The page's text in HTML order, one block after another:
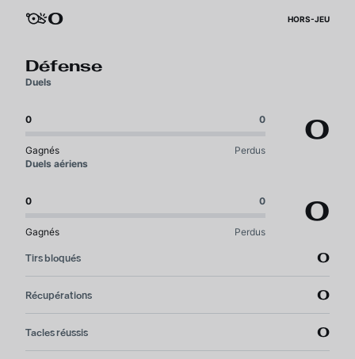
0 HORS-JEU
Défense
Duels
0 0
Gagnés Perdus
0
Duels aériens
0 0
Gagnés Perdus
0
Tirs bloqués 0
Récupérations 0
Tacles réussis 0